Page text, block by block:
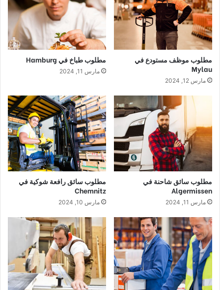
مطلوب موظف مستودع في
Mylau
مارس 12, 2024
مطلوب طباخ في Hamburg
مارس 11, 2024
مطلوب سائق شاحنة في
Algermissen
مارس 11, 2024
مطلوب سائق رافعة شوكية في
Chemnitz
مارس 10, 2024